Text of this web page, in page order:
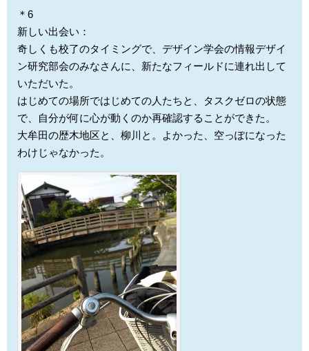
＊6
新しい出会い：
奇しくも校了のタイミングで、デザイン学会の情報デザイ
ン研究部会のみなさんに、新たなフィールドに連れ出して
いただいた。
はじめての場所ではじめての人たちと、タスクゼロの状態
で、自分が何に心が動くのか再確認することができた。
大牟田の歴木地区と、柳川と。よかった、空っぽになった
わけじゃなかった。